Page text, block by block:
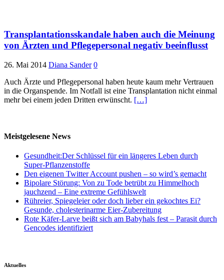
Transplantationsskandale haben auch die Meinung
von Ärzten und Pflegepersonal negativ beeinflusst
26. Mai 2014 Diana Sander 0
Auch Ärzte und Pflegepersonal haben heute kaum mehr Vertrauen
in die Organspende. Im Notfall ist eine Transplantation nicht einmal
mehr bei einem jeden Dritten erwünscht. […]
Meistgelesene News
Gesundheit:Der Schlüssel für ein längeres Leben durch
Super-Pflanzenstoffe
Den eigenen Twitter Account pushen – so wird’s gemacht
Bipolare Störung: Von zu Tode betrübt zu Himmelhoch
jauchzend – Eine extreme Gefühlswelt
Rühreier, Spiegeleier oder doch lieber ein gekochtes Ei?
Gesunde, cholesterinarme Eier-Zubereitung
Rote Käfer-Larve beißt sich am Babyhals fest – Parasit durch
Gencodes identifiziert
Aktuelles